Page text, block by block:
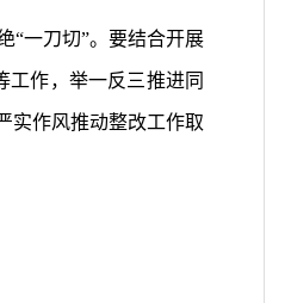
一刀切”。要结合开展
工作，举一反三推进同
实作风推动整改工作取